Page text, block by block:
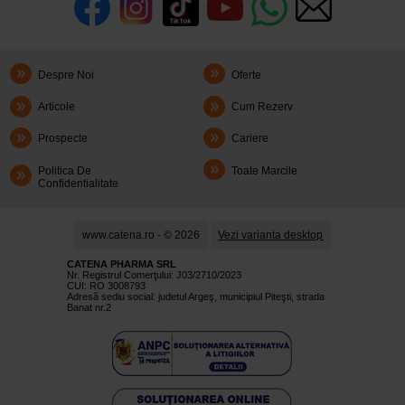
Despre Noi Oferte
Articole Cum Rezerv
Prospecte Cariere
Politica De
Confidentialitate
Toate Marcile
www.catena.ro - © 2026 Vezi varianta desktop
CATENA PHARMA SRL
Nr. Registrul Comerţului: J03/2710/2023
CUI: RO 3008793
Adresă sediu social: judetul Argeş, municipiul Piteşti, strada
Banat nr.2